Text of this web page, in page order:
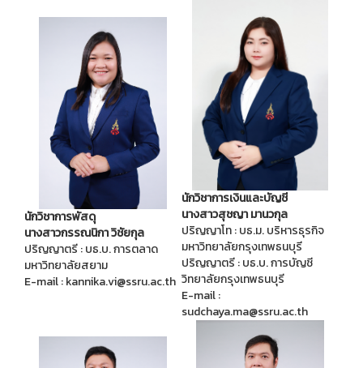
นักวิชาการพัสดุ
นางสาวกรรณนิกา วิชัยกุล
ปริญญาตรี : บธ.บ. การตลาด
มหาวิทยาลัยสยาม
E-mail : kannika.vi@ssru.ac.th
นักวิชาการเงินและบัญชี
นางสาวสุชญา มานวกุล
ปริญญาโท : บธ.ม. บริหารธุรกิจ
มหาวิทยาลัยกรุงเทพธนบุรี
ปริญญาตรี : บธ.บ. การบัญชี
วิทยาลัยกรุงเทพธนบุรี
E-mail :
sudchaya.ma@ssru.ac.th